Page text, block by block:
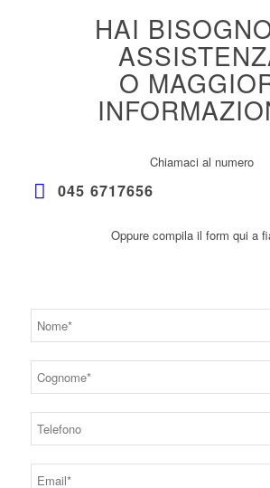
HAI
O
Chiamaci al numero
045 6717656
Oppure compila il form qui a